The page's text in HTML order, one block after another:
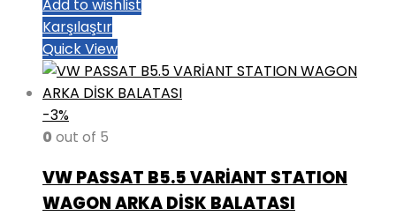
Add to wishlist
Karşılaştır
Quick View
-3%
0 out of 5
VW PASSAT B5.5 VARİANT STATION
WAGON ARKA DİSK BALATASI